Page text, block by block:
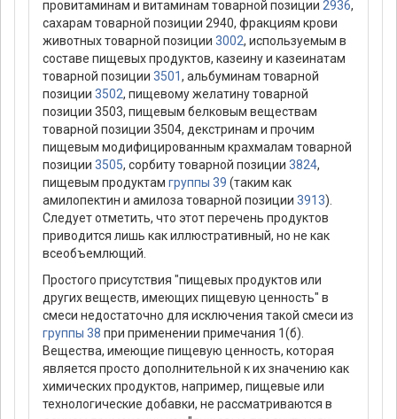
провитаминам и витаминам товарной позиции 2936,
сахарам товарной позиции 2940, фракциям крови
животных товарной позиции 3002, используемым в
составе пищевых продуктов, казеину и казеинатам
товарной позиции 3501, альбуминам товарной
позиции 3502, пищевому желатину товарной
позиции 3503, пищевым белковым веществам
товарной позиции 3504, декстринам и прочим
пищевым модифицированным крахмалам товарной
позиции 3505, сорбиту товарной позиции 3824,
пищевым продуктам группы 39 (таким как
амилопектин и амилоза товарной позиции 3913).
Следует отметить, что этот перечень продуктов
приводится лишь как иллюстративный, но не как
всеобъемлющий.
Простого присутствия "пищевых продуктов или
других веществ, имеющих пищевую ценность" в
смеси недостаточно для исключения такой смеси из
группы 38 при применении примечания 1(б).
Вещества, имеющие пищевую ценность, которая
является просто дополнительной к их значению как
химических продуктов, например, пищевые или
технологические добавки, не рассматриваются в